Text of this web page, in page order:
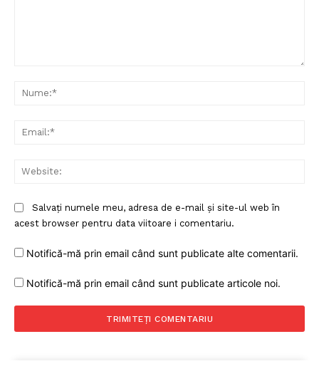
Salvați numele meu, adresa de e-mail și site-ul web în
acest browser pentru data viitoare i comentariu.
Notifică-mă prin email când sunt publicate alte comentarii.
Notifică-mă prin email când sunt publicate articole noi.